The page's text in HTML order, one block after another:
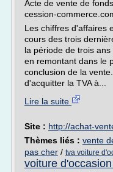
Acte de vente de
cession-
Les chiffres d'affaires
cours des trois
la période de trois
en remontant dans le
conclusion de la
d'acquitter la TVA à...
Lire la suite
Site : http://achat-
Thèmes liés : vente
pas cher / tva voiture
voiture